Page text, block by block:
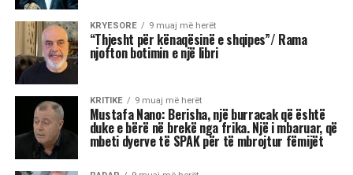
Klan, astrologia Meri Shehu bëri parashikimin
për 12 shenjat e horoskopit, duke e quajtur këtë
periudhë një “pikë kthese” në shumë aspekte të
jetës. Me Diellin që ka hyrë në shenjën e
Peshores dhe Marsin që po futet në Akrep,
universi na fton të kërkojmë ekuilibër, të
rigjejmë veten dhe të marrim vendime që do të
na ndikojnë për muaj me radhë.